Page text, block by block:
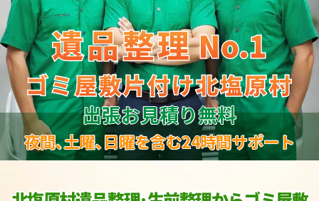
遺品整理No.1
ゴミ屋敷片付け北塩原村
遺品整理No.1
ゴミ屋敷片付け北塩原村
出張お見積り無料
夜間､土曜､日曜を含む24時間サポート